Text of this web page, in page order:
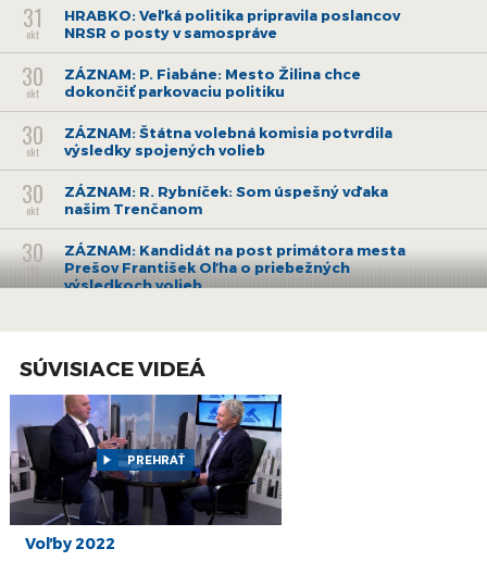
31
okt
HRABKO: Veľká politika pripravila poslancov
NRSR o posty v samospráve
30
okt
ZÁZNAM: P. Fiabáne: Mesto Žilina chce
dokončiť parkovaciu politiku
30
okt
ZÁZNAM: Štátna volebná komisia potvrdila
výsledky spojených volieb
30
okt
ZÁZNAM: R. Rybníček: Som úspešný vďaka
našim Trenčanom
30
okt
ZÁZNAM: Kandidát na post primátora mesta
Prešov František Oľha o priebežných
výsledkoch volieb
30
30
Bratislavy
30
okt
ZÁZNAM: Vyjadrenie kandidáta na predsedu
TSK Jaroslava Bašku
30
ZÁZNAM: Vyjadrenie M. Valla k víťazstvu J.
Drobu v Bratislavskom samosprávnom kraji
SÚVISIACE VIDEÁ
PREHRAŤ
Voľby 2022